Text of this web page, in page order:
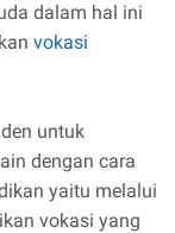
dalam hal ini
vokasi
untuk
dengan cara
yaitu melalui
vokasi yang